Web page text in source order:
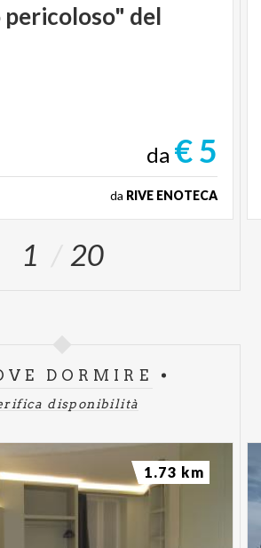
pericoloso" del
da € 5
da RIVE ENOTECA
1 20
DORMIRE
disponibilità
1.73 km